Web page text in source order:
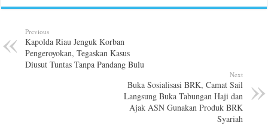
Previous
Kapolda Riau Jenguk Korban
Pengeroyokan, Tegaskan Kasus
Diusut Tuntas Tanpa Pandang Bulu
Next
Buka Sosialisasi BRK, Camat Sail
Langsung Buka Tabungan Haji dan
Ajak ASN Gunakan Produk BRK
Syariah